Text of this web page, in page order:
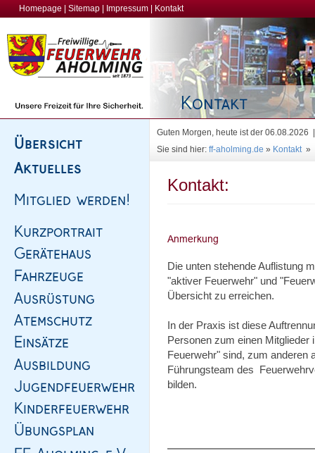
Homepage Sitemap Impressum Kontakt
Guten Morgen, heute ist der
Sie sind hier: ff-aholming.de » Kontakt»
Kontakt:
Die unten stehende Auflistung
"aktiver Feuerwehr" und
Übersicht zu erreichen.
In der Praxis ist diese
Personen zum einen Mitglieder
Feuerwehr" sind, zum anderen
Führungsteam des
bilden.